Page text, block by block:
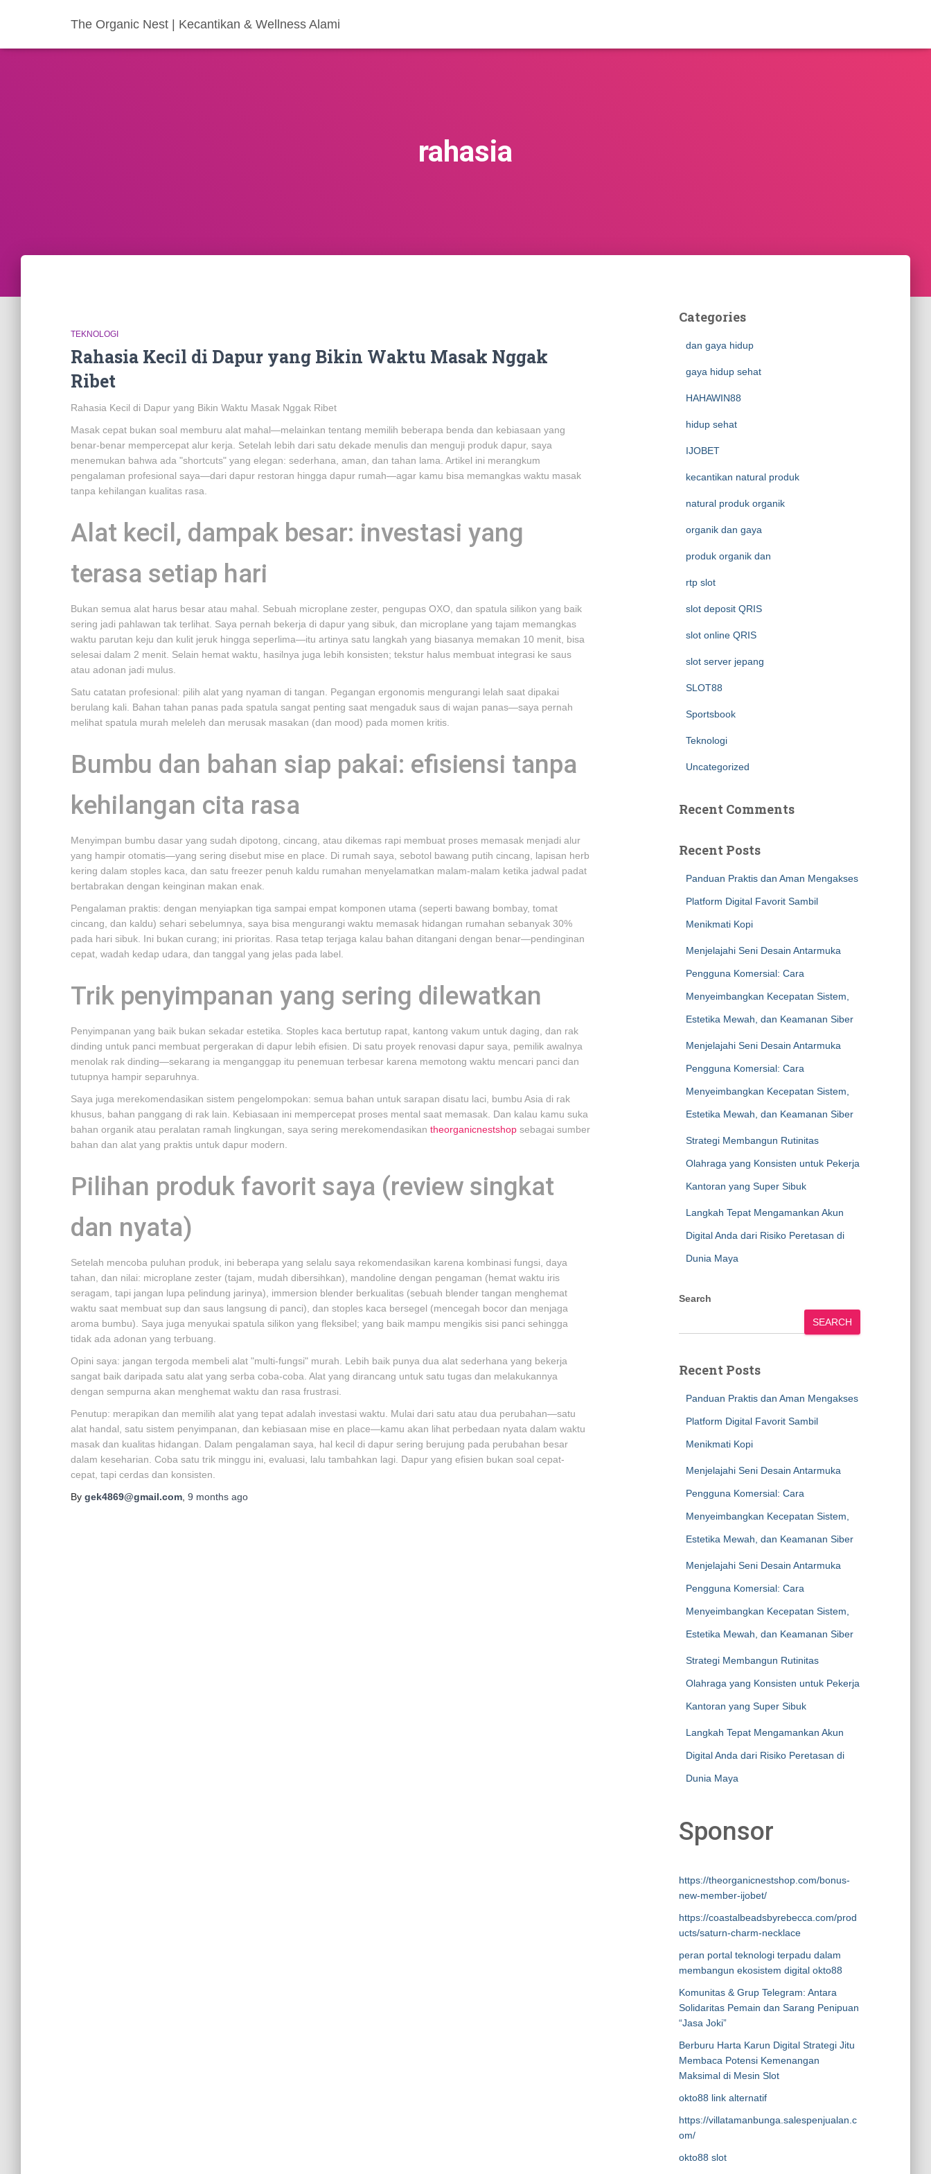
The Organic Nest | Kecantikan & Wellness Alami
rahasia
TEKNOLOGI
Rahasia Kecil di Dapur yang Bikin Waktu Masak Nggak
Ribet
Rahasia Kecil di Dapur yang Bikin Waktu Masak Nggak Ribet
Masak cepat bukan soal memburu alat mahal—melainkan tentang memilih beberapa benda dan kebiasaan yang
benar-benar mempercepat alur kerja. Setelah lebih dari satu dekade menulis dan menguji produk dapur, saya
menemukan bahwa ada "shortcuts" yang elegan: sederhana, aman, dan tahan lama. Artikel ini merangkum
pengalaman profesional saya—dari dapur restoran hingga dapur rumah—agar kamu bisa memangkas waktu masak
tanpa kehilangan kualitas rasa.
Alat kecil, dampak besar: investasi yang
terasa setiap hari
Bukan semua alat harus besar atau mahal. Sebuah microplane zester, pengupas OXO, dan spatula silikon yang baik
sering jadi pahlawan tak terlihat. Saya pernah bekerja di dapur yang sibuk, dan microplane yang tajam memangkas
waktu parutan keju dan kulit jeruk hingga seperlima—itu artinya satu langkah yang biasanya memakan 10 menit, bisa
selesai dalam 2 menit. Selain hemat waktu, hasilnya juga lebih konsisten; tekstur halus membuat integrasi ke saus
atau adonan jadi mulus.
Satu catatan profesional: pilih alat yang nyaman di tangan. Pegangan ergonomis mengurangi lelah saat dipakai
berulang kali. Bahan tahan panas pada spatula sangat penting saat mengaduk saus di wajan panas—saya pernah
melihat spatula murah meleleh dan merusak masakan (dan mood) pada momen kritis.
Bumbu dan bahan siap pakai: efisiensi tanpa
kehilangan cita rasa
Menyimpan bumbu dasar yang sudah dipotong, cincang, atau dikemas rapi membuat proses memasak menjadi alur
yang hampir otomatis—yang sering disebut mise en place. Di rumah saya, sebotol bawang putih cincang, lapisan herb
kering dalam stoples kaca, dan satu freezer penuh kaldu rumahan menyelamatkan malam-malam ketika jadwal padat
bertabrakan dengan keinginan makan enak.
Pengalaman praktis: dengan menyiapkan tiga sampai empat komponen utama (seperti bawang bombay, tomat
cincang, dan kaldu) sehari sebelumnya, saya bisa mengurangi waktu memasak hidangan rumahan sebanyak 30%
pada hari sibuk. Ini bukan curang; ini prioritas. Rasa tetap terjaga kalau bahan ditangani dengan benar—pendinginan
cepat, wadah kedap udara, dan tanggal yang jelas pada label.
Trik penyimpanan yang sering dilewatkan
Penyimpanan yang baik bukan sekadar estetika. Stoples kaca bertutup rapat, kantong vakum untuk daging, dan rak
dinding untuk panci membuat pergerakan di dapur lebih efisien. Di satu proyek renovasi dapur saya, pemilik awalnya
menolak rak dinding—sekarang ia menganggap itu penemuan terbesar karena memotong waktu mencari panci dan
tutupnya hampir separuhnya.
Saya juga merekomendasikan sistem pengelompokan: semua bahan untuk sarapan disatu laci, bumbu Asia di rak
khusus, bahan panggang di rak lain. Kebiasaan ini mempercepat proses mental saat memasak. Dan kalau kamu suka
bahan organik atau peralatan ramah lingkungan, saya sering merekomendasikan theorganicnestshop sebagai sumber
bahan dan alat yang praktis untuk dapur modern.
Pilihan produk favorit saya (review singkat
dan nyata)
Setelah mencoba puluhan produk, ini beberapa yang selalu saya rekomendasikan karena kombinasi fungsi, daya
tahan, dan nilai: microplane zester (tajam, mudah dibersihkan), mandoline dengan pengaman (hemat waktu iris
seragam, tapi jangan lupa pelindung jarinya), immersion blender berkualitas (sebuah blender tangan menghemat
waktu saat membuat sup dan saus langsung di panci), dan stoples kaca bersegel (mencegah bocor dan menjaga
aroma bumbu). Saya juga menyukai spatula silikon yang fleksibel; yang baik mampu mengikis sisi panci sehingga
tidak ada adonan yang terbuang.
Opini saya: jangan tergoda membeli alat "multi-fungsi" murah. Lebih baik punya dua alat sederhana yang bekerja
sangat baik daripada satu alat yang serba coba-coba. Alat yang dirancang untuk satu tugas dan melakukannya
dengan sempurna akan menghemat waktu dan rasa frustrasi.
Penutup: merapikan dan memilih alat yang tepat adalah investasi waktu. Mulai dari satu atau dua perubahan—satu
alat handal, satu sistem penyimpanan, dan kebiasaan mise en place—kamu akan lihat perbedaan nyata dalam waktu
masak dan kualitas hidangan. Dalam pengalaman saya, hal kecil di dapur sering berujung pada perubahan besar
dalam keseharian. Coba satu trik minggu ini, evaluasi, lalu tambahkan lagi. Dapur yang efisien bukan soal cepat-
cepat, tapi cerdas dan konsisten.
By gek4869@gmail.com 9 months ago
Categories
dan gaya hidup
gaya hidup sehat
HAHAWIN88
hidup sehat
IJOBET
kecantikan natural produk
natural produk organik
organik dan gaya
produk organik dan
rtp slot
slot deposit QRIS
slot online QRIS
slot server jepang
SLOT88
Sportsbook
Teknologi
Uncategorized
Recent Comments
Recent Posts
Panduan Praktis dan Aman Mengakses
Platform Digital Favorit Sambil
Menikmati Kopi
Menjelajahi Seni Desain Antarmuka
Pengguna Komersial: Cara
Menyeimbangkan Kecepatan Sistem,
Estetika Mewah, dan Keamanan Siber
Menjelajahi Seni Desain Antarmuka
Pengguna Komersial: Cara
Menyeimbangkan Kecepatan Sistem,
Estetika Mewah, dan Keamanan Siber
Strategi Membangun Rutinitas
Olahraga yang Konsisten untuk Pekerja
Kantoran yang Super Sibuk
Langkah Tepat Mengamankan Akun
Digital Anda dari Risiko Peretasan di
Dunia Maya
Search
SEARCH
Recent Posts
Panduan Praktis dan Aman Mengakses
Platform Digital Favorit Sambil
Menikmati Kopi
Menjelajahi Seni Desain Antarmuka
Pengguna Komersial: Cara
Menyeimbangkan Kecepatan Sistem,
Estetika Mewah, dan Keamanan Siber
Menjelajahi Seni Desain Antarmuka
Pengguna Komersial: Cara
Menyeimbangkan Kecepatan Sistem,
Estetika Mewah, dan Keamanan Siber
Strategi Membangun Rutinitas
Olahraga yang Konsisten untuk Pekerja
Kantoran yang Super Sibuk
Langkah Tepat Mengamankan Akun
Digital Anda dari Risiko Peretasan di
Dunia Maya
Sponsor
https://theorganicnestshop.com/bonus-
new-member-ijobet/
https://coastalbeadsbyrebecca.com/prod
ucts/saturn-charm-necklace
peran portal teknologi terpadu dalam
membangun ekosistem digital okto88
Komunitas & Grup Telegram: Antara
Solidaritas Pemain dan Sarang Penipuan
“Jasa Joki”
Berburu Harta Karun Digital Strategi Jitu
Membaca Potensi Kemenangan
Maksimal di Mesin Slot
okto88 link alternatif
https://villatamanbunga.salespenjualan.c
om/
okto88 slot